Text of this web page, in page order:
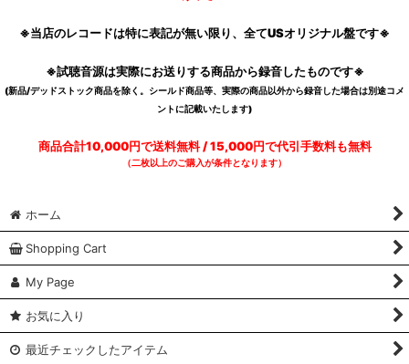
※当店のレコードは特に表記が無い限り、全てUSオリジナル盤です※
※試聴音源は実際にお送りする商品から録音したものです※
(新品/デッドストック商品を除く。シールド商品等、実際の商品以外から録音した場合は別途コメ
ントに記載いたします)
商品合計10,000円で送料無料 / 15,000円で代引手数料も無料
（二枚以上のご購入が条件となります）
ホーム
Shopping Cart
My Page
お気に入り
最近チェックしたアイテム